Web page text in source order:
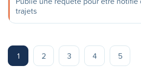
trajets
1 2 3 4 5